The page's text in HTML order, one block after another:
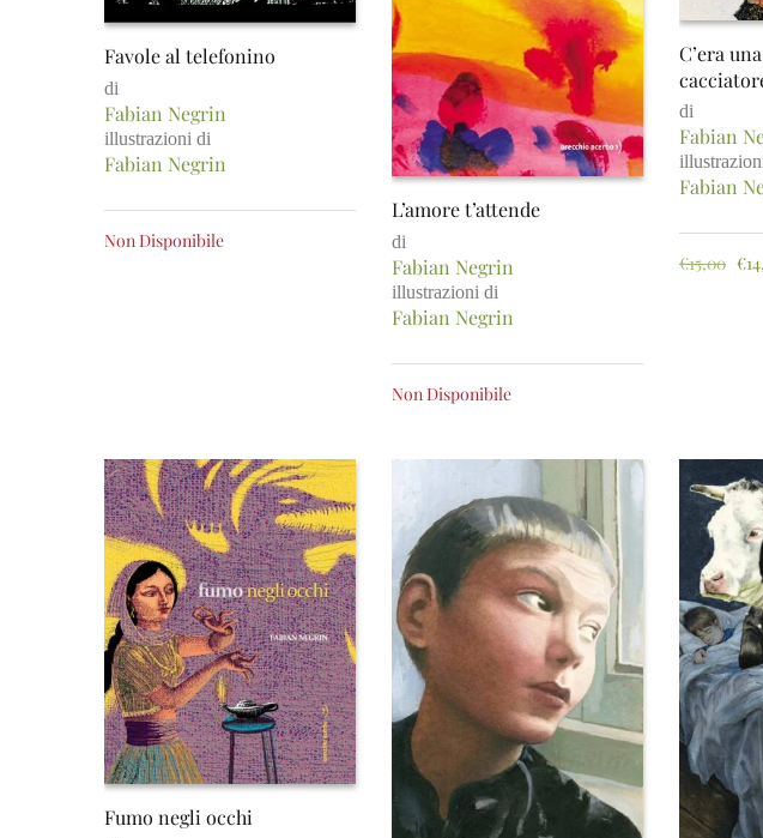
Favole al telefonino
di
Fabian Negrin
illustrazioni di
Fabian Negrin
Non Disponibile
L’amore t’attende
di
Fabian Negrin
illustrazioni di
Fabian Negrin
Non Disponibile
C’era
di
Fabian
Fabian
€15,00 €
Fumo negli occhi